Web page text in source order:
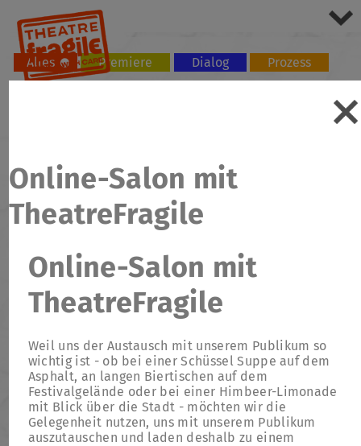
Alles Premiere Dialog
Prozess
Online-Salon mit
TheatreFragile
Online-Salon mit
TheatreFragile
Weil uns der Austausch mit unserem Publikum so
wichtig ist - ob bei einer Schüssel Suppe auf dem
Asphalt, an langen Biertischen auf dem
Festivalgelände oder bei einer Himbeer-Limonade
mit Blick über die Stadt - möchten wir die
Gelegenheit nutzen, uns mit unserem Publikum
auszutauschen und laden deshalb zu einem